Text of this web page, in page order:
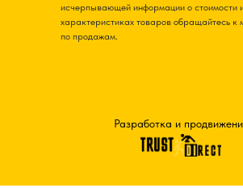
Разработка и
исчерпывающей информации о стоимости
характеристиках товаров обращайтесь к
по продажам.